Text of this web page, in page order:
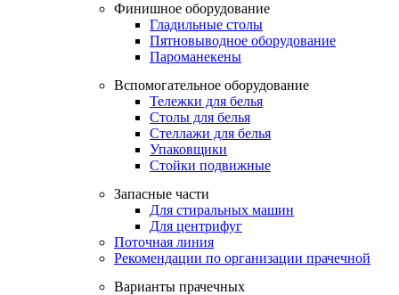
Финишное оборудование
Гладильные столы
Пятновыводное оборудование
Пароманекены
Вспомогательное оборудование
Тележки для белья
Столы для белья
Стеллажи для белья
Упаковщики
Стойки подвижные
Запасные части
Для стиральных машин
Для центрифуг
Поточная линия
Рекомендации по организации прачечной
Варианты прачечных